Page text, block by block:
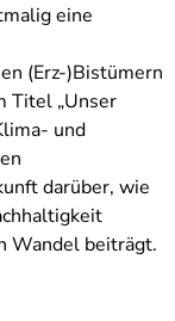
eine
(Erz-)Bistümern
Titel „Unser
und
darüber, wie
Wandel beiträgt.